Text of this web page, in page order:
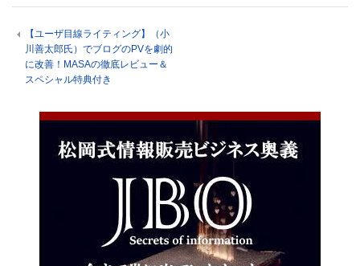
【ユーザ目線ライティング】（小
川善太郎氏）でブログのPVを劇的
に改善！MASAの徹底レビュー＆
スペシャル特典付き